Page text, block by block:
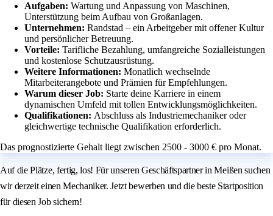
Aufgaben: Wartung und Anpassung von Maschinen,
Unterstützung beim Aufbau von Großanlagen.
Unternehmen: Randstad – ein Arbeitgeber mit offener Kultur
und persönlicher Betreuung.
Vorteile: Tarifliche Bezahlung, umfangreiche Sozialleistungen
und kostenlose Schutzausrüstung.
Weitere Informationen: Monatlich wechselnde
Mitarbeiterangebote und Prämien für Empfehlungen.
Warum dieser Job: Starte deine Karriere in einem
dynamischen Umfeld mit tollen Entwicklungsmöglichkeiten.
Qualifikationen: Abschluss als Industriemechaniker oder
gleichwertige technische Qualifikation erforderlich.
Das prognostizierte Gehalt liegt zwischen 2500 - 3000 € pro Monat.
Auf die Plätze, fertig, los! Für unseren Geschäftspartner in Meißen suchen
wir derzeit einen Mechaniker. Jetzt bewerben und die beste Startposition
für diesen Job sichern!